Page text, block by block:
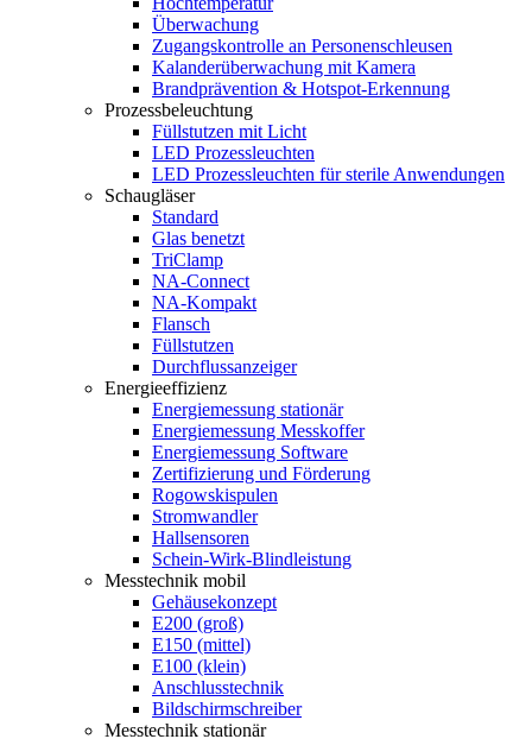
Überwachung
Zugangskontrolle an Personenschleusen
Kalanderüberwachung mit Kamera
Brandprävention & Hotspot-Erkennung
Prozessbeleuchtung
Füllstutzen mit Licht
LED Prozessleuchten
LED Prozessleuchten für sterile Anwendungen
Schaugläser
Standard
Glas benetzt
TriClamp
NA-Connect
NA-Kompakt
Flansch
Füllstutzen
Durchflussanzeiger
Energieeffizienz
Energiemessung stationär
Energiemessung Messkoffer
Energiemessung Software
Zertifizierung und Förderung
Rogowskispulen
Stromwandler
Hallsensoren
Schein-Wirk-Blindleistung
Messtechnik mobil
Gehäusekonzept
E200 (groß)
E150 (mittel)
E100 (klein)
Anschlusstechnik
Bildschirmschreiber
Messtechnik stationär